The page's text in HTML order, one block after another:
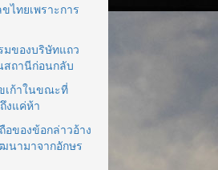
ไทยเพราะการ
มของบริษัทแถว
สถานีก่อนกลับ
เก้าในขณะที่
งแค่ห้า
อของข้อกล่าวอ้าง
นามาจากอักษร